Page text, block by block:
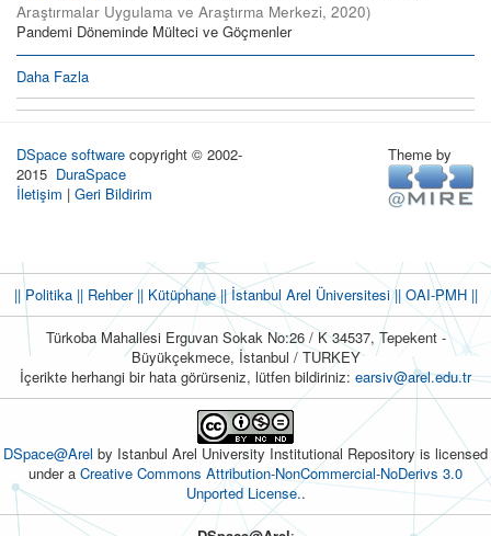
Araştırmalar Uygulama ve Araştırma Merkezi, 2020)
Pandemi Döneminde Mülteci ve Göçmenler
Daha Fazla
DSpace software copyright © 2002-
2015 DuraSpace
İletişim | Geri Bildirim
Theme by
|| Politika|| Rehber|| Kütüphane|| İstanbul Arel Üniversitesi ||OAI-PMH ||
Türkoba Mahallesi Erguvan Sokak No:26 / K 34537, Tepekent -
Büyükçekmece, İstanbul / TURKEY
İçerikte herhangi bir hata görürseniz, lütfen bildiriniz: earsiv@arel.edu.tr
DSpace@Arel by Istanbul Arel University Institutional Repository is licensed
under a Creative Commons Attribution-NonCommercial-NoDerivs 3.0
Unported License..